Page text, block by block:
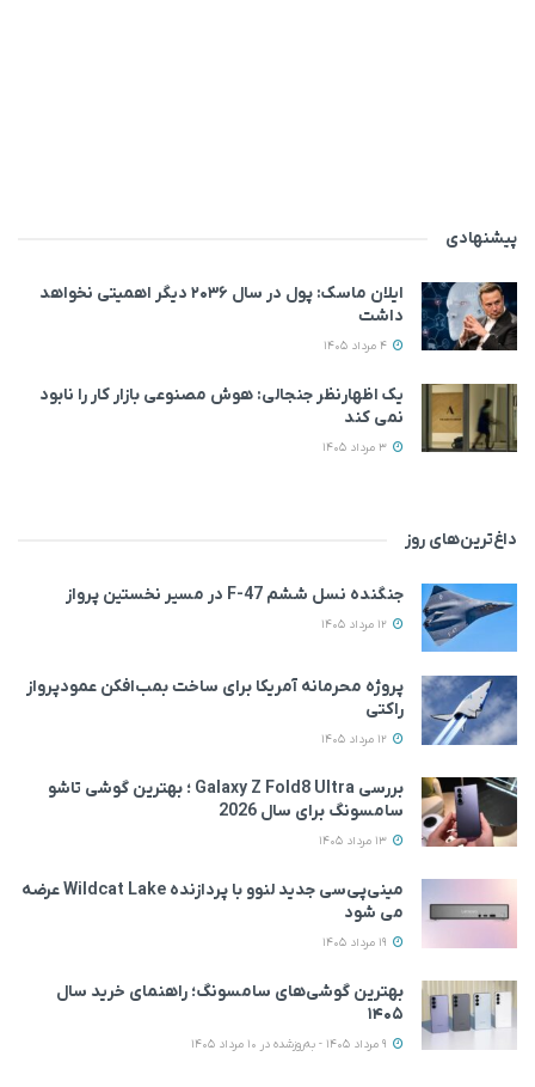
پیشنهادی
ایلان ماسک: پول در سال ۲۰۳۶ دیگر اهمیتی نخواهد
داشت
یک اظهارنظر جنجالی: هوش مصنوعی بازار کار را نابود
نمی‌ کند
داغ‌ترین‌های روز
جنگنده نسل ششم F-47 در مسیر نخستین پرواز
پروژه محرمانه آمریکا برای ساخت بمب‌افکن عمودپرواز
راکتی
بررسی Galaxy Z Fold8 Ultra ؛ بهترین گوشی تاشو
سامسونگ برای سال 2026
مینی‌پی‌سی جدید لنوو با پردازنده Wildcat Lake عرضه
می‌ شود
بهترین گوشی‌های سامسونگ؛ راهنمای خرید سال
۱۴۰۵